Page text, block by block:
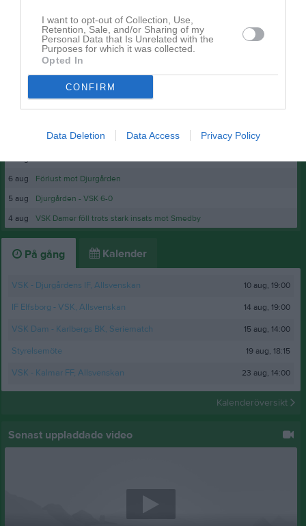
I want to opt-out of Collection, Use,
Retention, Sale, and/or Sharing of my
Personal Data that Is Unrelated with the
Purposes for which it was collected.
Opted In
CONFIRM
Data Deletion Data Access Privacy Policy
Du måste logga in för att kommentera
Tusentals djurgårdare intar Västerås: ”Utsålt”
6 aug
Förlust mot Djurgården
5 aug
Djurgården - VSK 6-0
4 aug
VSK Damer föll trots stark insats mot Smedby
På gång Kalender
VSK - Djurgårdens IF, Allsvenskan 10 aug, 19:00
IF Elfsborg - VSK, Allsvenskan 14 aug, 19:00
VSK Dam - Karlbergs BK, Seriematch 15 aug, 14:00
Styrelsemöte 19 aug, 18:15
VSK - Kalmar FF, Allsvenskan 23 aug, 14:00
Kalenderöversikt
Senast uppladdade video